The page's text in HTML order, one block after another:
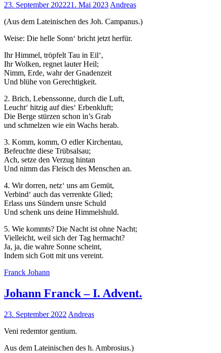
23. September 202221. Mai 2023Andreas
(Aus dem Lateinischen des Joh. Campanus.)
Weise: Die helle Sonn‘ bricht jetzt herfür.
Ihr Himmel, tröpfelt Tau in Eil‘,
Ihr Wolken, regnet lauter Heil;
Nimm, Erde, wahr der Gnadenzeit
Und blühe von Gerechtigkeit.
2. Brich, Lebenssonne, durch die Luft,
Leucht‘ hitzig auf dies‘ Erbenkluft;
Die Berge stürzen schon in’s Grab
und schmelzen wie ein Wachs herab.
3. Komm, komm, O edler Kirchentau,
Befeuchte diese Trübsalsau;
Ach, setze den Verzug hintan
Und nimm das Fleisch des Menschen an.
4. Wir dorren, netz‘ uns am Gemüt,
Verbind‘ auch das verrenkte Glied;
Erlass uns Sündern unsre Schuld
Und schenk uns deine Himmelshuld.
5. Wie kommts? Die Nacht ist ohne Nacht;
Vielleicht, weil sich der Tag hermacht?
Ja, ja, die wahre Sonne scheint,
Indem sich Gott mit uns vereint.
Franck Johann
Johann Franck – I. Advent.
23. September 2022 Andreas
Veni redemtor gentium.
Aus dem Lateinischen des h. Ambrosius.)